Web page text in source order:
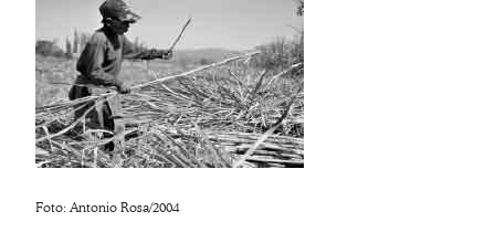
Foto: Antonio Rosa/2004